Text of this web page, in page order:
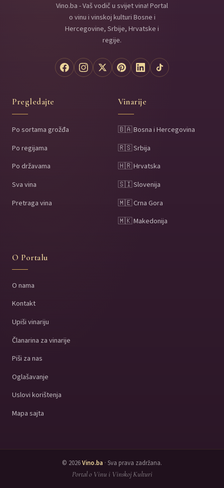
Vino.ba - Vaš vodič u svijet vina! Portal
o vinu i vinskoj kulturi Bosne i
Hercegovine, Srbije, Hrvatske i
regije.
Pregledajte
Po sortama grožđa
Po regijama
Po državama
Sva vina
Pretraga vina
Vinarije
🇧🇦 Bosna i Hercegovina
🇷🇸 Srbija
🇭🇷 Hrvatska
🇸🇮 Slovenija
🇲🇪 Crna Gora
🇲🇰 Makedonija
O Portalu
O nama
Kontakt
Upiši vinariju
Članarina za vinarije
Piši za nas
Oglašavanje
Uslovi korištenja
Mapa sajta
© 2026Vino.ba · Sva prava zadržana.
Portal o Vinu i Vinskoj Kulturi